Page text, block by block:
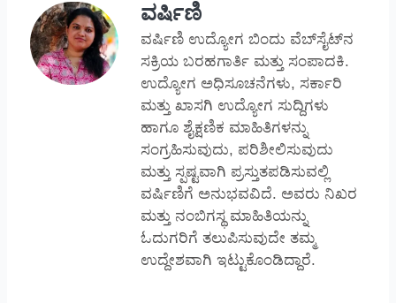
ವರ್ಷಿಣಿ
ವರ್ಷಿಣಿ ಉದ್ಯೋಗ ಬಿಂದು ವೆಬ್‌ಸೈಟ್‌ನ
ಸಕ್ರಿಯ ಬರಹಗಾರ್ತಿ ಮತ್ತು ಸಂಪಾದಕಿ.
ಉದ್ಯೋಗ ಅಧಿಸೂಚನೆಗಳು, ಸರ್ಕಾರಿ
ಮತ್ತು ಖಾಸಗಿ ಉದ್ಯೋಗ ಸುದ್ದಿಗಳು
ಹಾಗೂ ಶೈಕ್ಷಣಿಕ ಮಾಹಿತಿಗಳನ್ನು
ಸಂಗ್ರಹಿಸುವುದು, ಪರಿಶೀಲಿಸುವುದು
ಮತ್ತು ಸ್ಪಷ್ಟವಾಗಿ ಪ್ರಸ್ತುತಪಡಿಸುವಲ್ಲಿ
ವರ್ಷಿಣಿಗೆ ಅನುಭವವಿದೆ. ಅವರು ನಿಖರ
ಮತ್ತು ನಂಬಿಗಸ್ಥ ಮಾಹಿತಿಯನ್ನು
ಓದುಗರಿಗೆ ತಲುಪಿಸುವುದೇ ತಮ್ಮ
ಉದ್ದೇಶವಾಗಿ ಇಟ್ಟುಕೊಂಡಿದ್ದಾರೆ.